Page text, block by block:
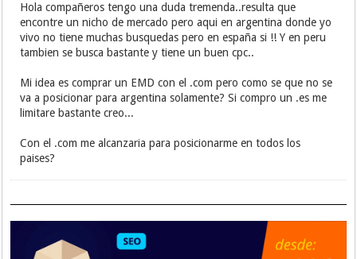
Hola compañeros tengo una duda tremenda..resulta que
encontre un nicho de mercado pero aqui en argentina donde yo
vivo no tiene muchas busquedas pero en españa si !! Y en peru
tambien se busca bastante y tiene un buen cpc..
Mi idea es comprar un EMD con el .com pero como se que no se
va a posicionar para argentina solamente? Si compro un .es me
limitare bastante creo...
Con el .com me alcanzaria para posicionarme en todos los
paises?